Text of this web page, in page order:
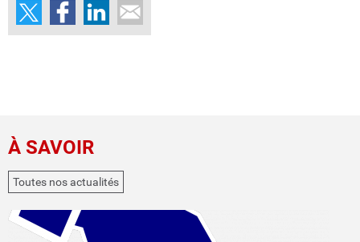
À SAVOIR
Toutes nos actualités